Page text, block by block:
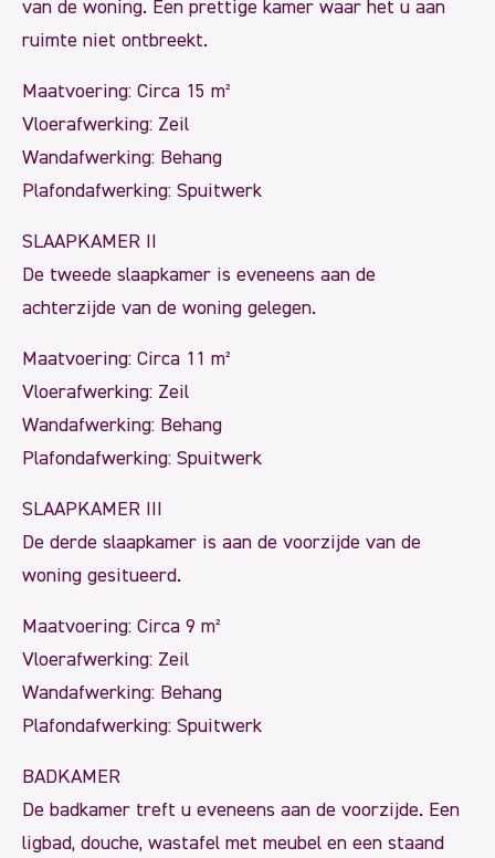
van de woning. Een prettige kamer waar het u aan
ruimte niet ontbreekt.
Maatvoering: Circa 15 m²
Vloerafwerking: Zeil
Wandafwerking: Behang
Plafondafwerking: Spuitwerk
SLAAPKAMER II
De tweede slaapkamer is eveneens aan de
achterzijde van de woning gelegen.
Maatvoering: Circa 11 m²
Vloerafwerking: Zeil
Wandafwerking: Behang
Plafondafwerking: Spuitwerk
SLAAPKAMER III
De derde slaapkamer is aan de voorzijde van de
woning gesitueerd.
Maatvoering: Circa 9 m²
Vloerafwerking: Zeil
Wandafwerking: Behang
Plafondafwerking: Spuitwerk
BADKAMER
De badkamer treft u eveneens aan de voorzijde. Een
ligbad, douche, wastafel met meubel en een staand